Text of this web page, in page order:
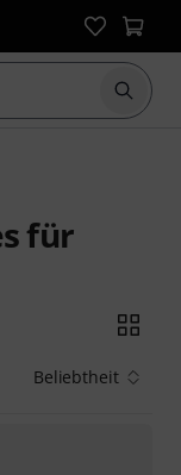
Suche
für
Beliebtheit